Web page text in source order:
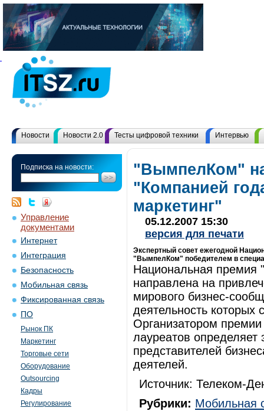
Новости Новости 2.0 Тесты цифровой техники Интервью
Подписка на новости:
Управление
документами
Интернет
Интеграция
Безопасность
Мобильная связь
Фиксированная связь
ПО
Рынок ПК
Маркетинг
Торговые сети
Оборудование
Outsourcing
Кадры
Регулирование
"ВымпелКом"
"Компанией
маркетинг"
05.12.2007 15:30
версия для печати
Экспертный совет ежегодной
"ВымпелКом" победителем в
Национальная премия
направлена на
мирового бизнес-
деятельность которых
Организатором
лауреатов определяет
представителей
деятелей.
Источник: Телеком-
Рубрики: Мобильная